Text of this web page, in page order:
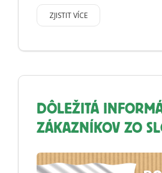
ZJISTIT VÍCE
DÔLEŽITÁ
ZÁKAZNÍKOV ZO